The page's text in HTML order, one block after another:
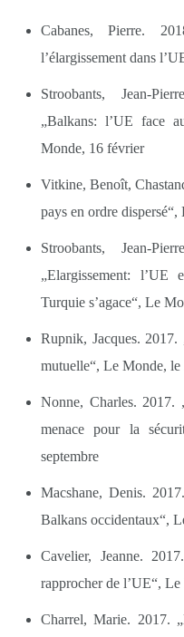
Cabanes, Pierre.
l’élargissement dans
Stroobants, Jean-
„Balkans: l’UE face
Monde, 16 février
Vitkine, Benoît,
pays en ordre
Stroobants, Jean-
„Elargissement:
Turquie s’agace“, Le
Rupnik, Jacques. 2017.
mutuelle“, Le Monde, le
Nonne, Charles. 2017.
menace pour la
septembre
Macshane, Denis.
Balkans occidentaux“,
Cavelier, Jeanne.
rapprocher de l’UE“,
Charrel, Marie. 2017.